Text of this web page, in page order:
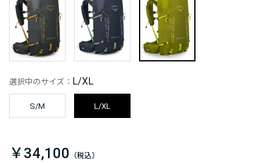
選択中のサイズ： L/XL
S/M L/XL
￥34,100